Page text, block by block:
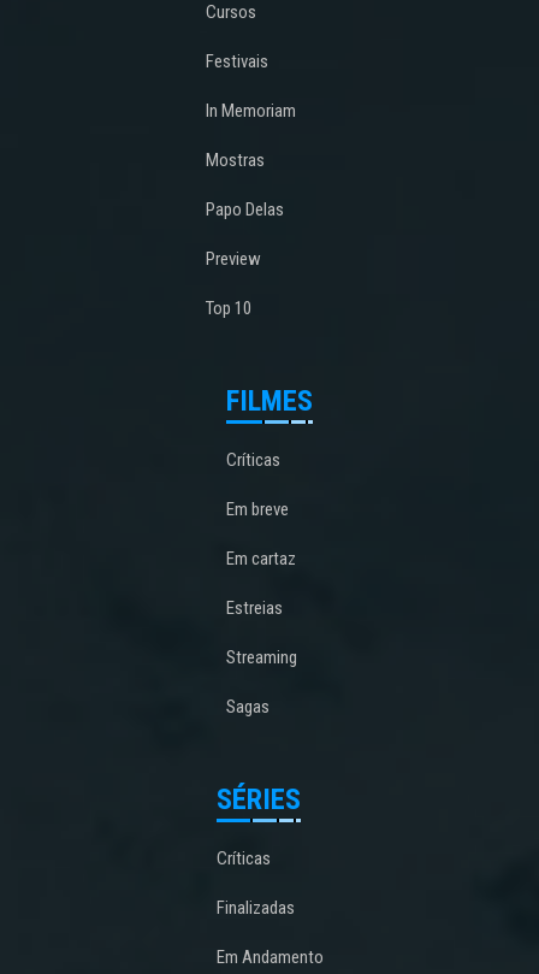
Cursos
Festivais
In Memoriam
Mostras
Papo Delas
Preview
Top 10
FILMES
Críticas
Em breve
Em cartaz
Estreias
Streaming
Sagas
SÉRIES
Críticas
Finalizadas
Em Andamento